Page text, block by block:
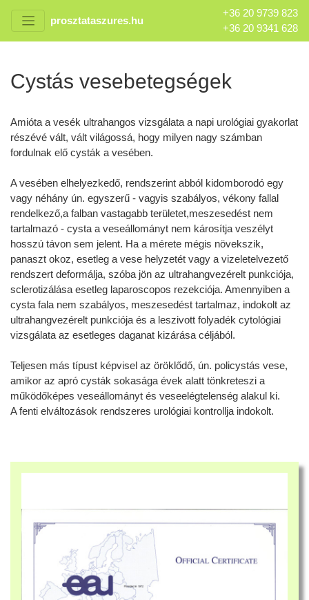
prosztataszures.hu
+36 20 9739 823
+36 20 9341 628
Cystás vesebetegségek
Amióta a vesék ultrahangos vizsgálata a napi urológiai gyakorlat
részévé vált, vált világossá, hogy milyen nagy számban
fordulnak elő cysták a vesében.
A vesében elhelyezkedő, rendszerint abból kidomborodó egy
vagy néhány ún. egyszerű - vagyis szabályos, vékony fallal
rendelkező,a falban vastagabb területet,meszesedést nem
tartalmazó - cysta a veseállományt nem károsítja veszélyt
hosszú távon sem jelent. Ha a mérete mégis növekszik,
panaszt okoz, esetleg a vese helyzetét vagy a vizeletelvezető
rendszert deformálja, szóba jön az ultrahangvezérelt punkciója,
sclerotizálása esetleg laparoscopos rezekciója. Amennyiben a
cysta fala nem szabályos, meszesedést tartalmaz, indokolt az
ultrahangvezérelt punkciója és a leszivott folyadék cytológiai
vizsgálata az esetleges daganat kizárása céljából.
Teljesen más típust képvisel az öröklődő, ún. policystás vese,
amikor az apró cysták sokasága évek alatt tönkreteszi a
működőképes veseállományt és veseelégtelenség alakul ki.
A fenti elváltozások rendszeres urológiai kontrollja indokolt.